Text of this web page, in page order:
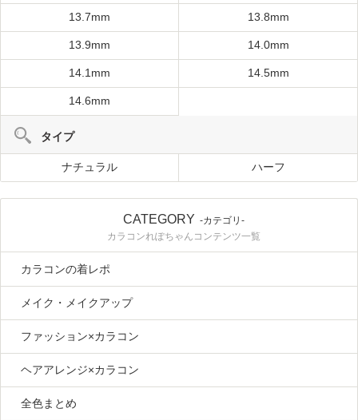
13.7mm 13.8mm
13.9mm 14.0mm
14.1mm 14.5mm
14.6mm
タイプ
ナチュラル ハーフ
CATEGORY -カテゴリ-
カラコンれぽちゃんコンテンツ一覧
カラコンの着レポ
メイク・メイクアップ
ファッション×カラコン
ヘアアレンジ×カラコン
全色まとめ